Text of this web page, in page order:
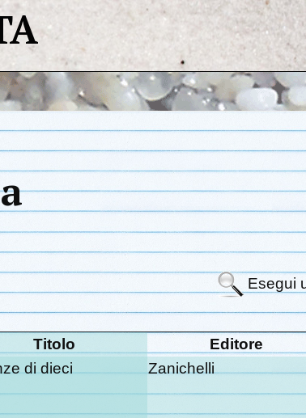
Esegui
Titolo Editore
di dieci Zanichelli